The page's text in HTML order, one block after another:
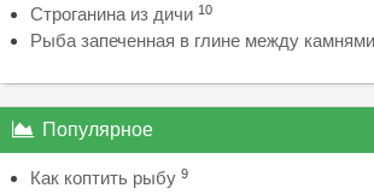
Строганина из дичи 10
Рыба запеченная в глине между камнями
Популярное
Как коптить рыбу 9